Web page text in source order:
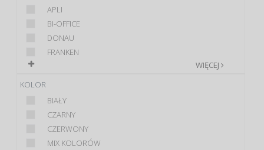
APLI
BI-OFFICE
DONAU
FRANKEN
WIĘCEJ
KOLOR
BIAŁY
CZARNY
CZERWONY
MIX KOLORÓW